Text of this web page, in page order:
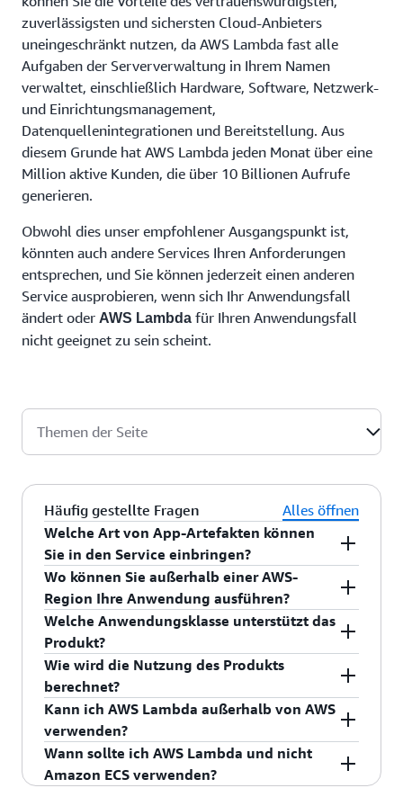
zuverlässigsten und sichersten Cloud-Anbieters
uneingeschränkt nutzen, da AWS Lambda fast alle
Aufgaben der Serververwaltung in Ihrem Namen
verwaltet, einschließlich Hardware, Software, Netzwerk-
und Einrichtungsmanagement,
Datenquellenintegrationen und Bereitstellung. Aus
diesem Grunde hat AWS Lambda jeden Monat über eine
Million aktive Kunden, die über 10 Billionen Aufrufe
generieren.
Obwohl dies unser empfohlener Ausgangspunkt ist,
könnten auch andere Services Ihren Anforderungen
entsprechen, und Sie können jederzeit einen anderen
Service ausprobieren, wenn sich Ihr Anwendungsfall
ändert oder AWS Lambda für Ihren Anwendungsfall
nicht geeignet zu sein scheint.
Themen der Seite
Häufig gestellte Fragen
Alles öffnen
Welche Art von App-Artefakten können
Sie in den Service einbringen?
Sie können Ihren Code als ZIP-Datei oder als
Container-Image hochladen.
Wo können Sie außerhalb einer AWS-
Region Ihre Anwendung ausführen?
Die eigene verwaltete Kapazität von AWS
Lambda in AWS-Regionen.
Welche Anwendungsklasse unterstützt das
Produkt?
Webservices, ereignisgesteuerte Anwendungen,
Datenverarbeitung und Datenstreaming.
Wie wird die Nutzung des Produkts
berechnet?
Mit AWS Lambda zahlen Sie nur für die
Datenverarbeitungszeit, die Sie pro Millisekunde
nutzen, anstatt die Infrastruktur im Voraus für
Spitzenkapazitäten bereitzustellen. Weitere
Kann ich AWS Lambda außerhalb von AWS
verwenden?
AWS Lambda ist ein ereignisgesteuerter
Serverless-Computing-Service, mit dem Sie Code
Wann sollte ich AWS Lambda und nicht
Amazon ECS verwenden?